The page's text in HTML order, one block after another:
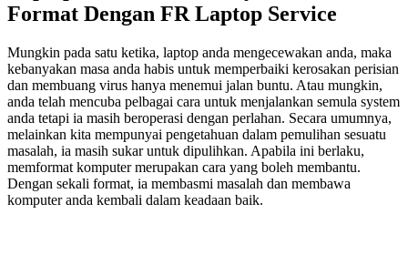
Format Dengan FR Laptop Service
Mungkin pada satu ketika, laptop anda mengecewakan anda, maka
kebanyakan masa anda habis untuk memperbaiki kerosakan perisian
dan membuang virus hanya menemui jalan buntu. Atau mungkin,
anda telah mencuba pelbagai cara untuk menjalankan semula system
anda tetapi ia masih beroperasi dengan perlahan. Secara umumnya,
melainkan kita mempunyai pengetahuan dalam pemulihan sesuatu
masalah, ia masih sukar untuk dipulihkan. Apabila ini berlaku,
memformat komputer merupakan cara yang boleh membantu.
Dengan sekali format, ia membasmi masalah dan membawa
komputer anda kembali dalam keadaan baik.